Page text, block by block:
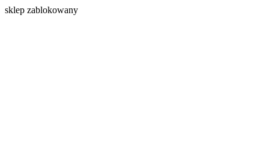
sklep zablokowany